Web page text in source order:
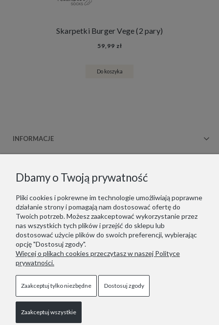
Skarpetki Burger Vege (2 pary)
59,99 zł
Do koszyka
INFORMACJE
KONTAKT
Copyrights © 2021 - ZOOKSY.
Jesteśmy zarejestrowani w niemieckim systemie LUCID
(Verpackungsregister): DE1916650756162
Wir sind im deutschen Verpackungsregister LUCID registriert:
DE1916650756162
Pokaż pełną wersję strony
Dbamy o Twoją prywatność
Pliki cookies i pokrewne im technologie umożliwiają poprawne
działanie strony i pomagają nam dostosować ofertę do
Twoich potrzeb. Możesz zaakceptować wykorzystanie przez
nas wszystkich tych plików i przejść do sklepu lub
dostosować użycie plików do swoich preferencji, wybierając
opcję "Dostosuj zgody".
Więcej o plikach cookies przeczytasz w naszej Polityce
prywatności.
Zaakceptuj tylko niezbędne Dostosuj zgody
Zaakceptuj wszystkie